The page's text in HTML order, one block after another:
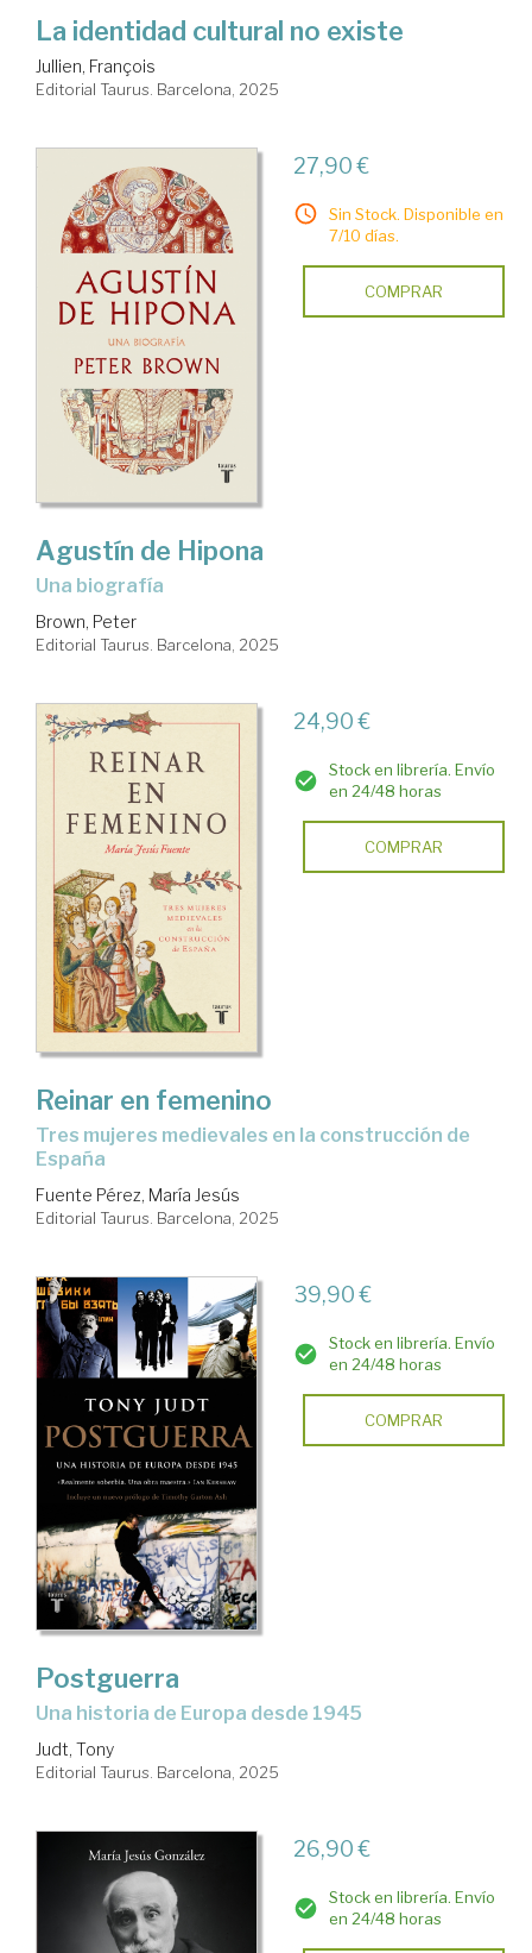
La identidad cultural no existe
Jullien, François
Editorial Taurus. Barcelona, 2025
27,90 €
Sin Stock. Disponible en
7/10 días.
COMPRAR
Agustín de Hipona
Una biografía
Brown, Peter
Editorial Taurus. Barcelona, 2025
24,90 €
Stock en librería. Envío
en 24/48 horas
COMPRAR
Reinar en femenino
Tres mujeres medievales en la construcción de
España
Fuente Pérez, María Jesús
Editorial Taurus. Barcelona, 2025
39,90 €
Stock en librería. Envío
en 24/48 horas
COMPRAR
Postguerra
Una historia de Europa desde 1945
Judt, Tony
Editorial Taurus. Barcelona, 2025
26,90 €
Stock en librería. Envío
en 24/48 horas